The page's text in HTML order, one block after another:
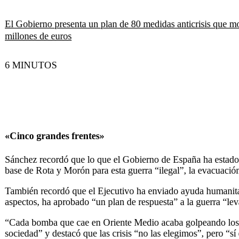
El Gobierno presenta un plan de 80 medidas anticrisis que
millones de euros
6 MINUTOS
«Cinco grandes frentes»
Sánchez recordó que lo que el Gobierno de España ha
base de Rota y Morón para esta guerra “ilegal”, la
También recordó que el Ejecutivo ha enviado ayuda
aspectos, ha aprobado “un plan de respuesta” a la guerra
“Cada bomba que cae en Oriente Medio acaba golpeando
sociedad” y destacó que las crisis “no las elegimos”, pero